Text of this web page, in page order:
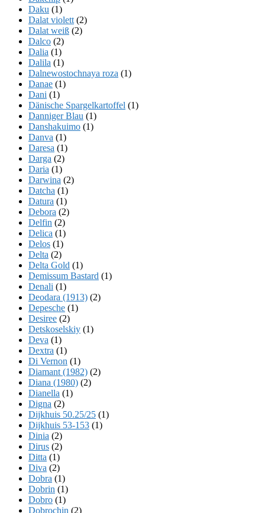
Daku (1)
Dalat violett (2)
Dalat weiß (2)
Dalco (2)
Dalia (1)
Dalila (1)
Dalnewostochnaya roza (1)
Danae (1)
Dani (1)
Dänische Spargelkartoffel (1)
Danniger Blau (1)
Danshakuimo (1)
Danva (1)
Daresa (1)
Darga (2)
Daria (1)
Darwina (2)
Datcha (1)
Datura (1)
Debora (2)
Delfin (2)
Delica (1)
Delos (1)
Delta (2)
Delta Gold (1)
Demissum Bastard (1)
Denali (1)
Deodara (1913) (2)
Depesche (1)
Desiree (2)
Detskoselskiy (1)
Deva (1)
Dextra (1)
Di Vernon (1)
Diamant (1982) (2)
Diana (1980) (2)
Dianella (1)
Digna (2)
Dijkhuis 50.25/25 (1)
Dijkhuis 53-153 (1)
Dinia (2)
Dirus (2)
Ditta (1)
Diva (2)
Dobra (1)
Dobrin (1)
Dobro (1)
Dobrochin (2)